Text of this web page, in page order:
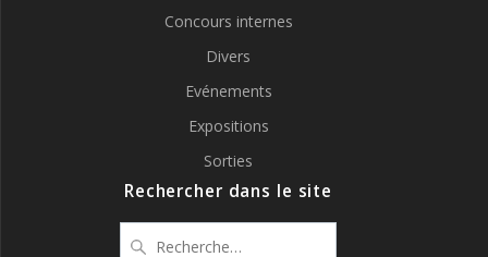
Concours internes
Divers
Evénements
Expositions
Sorties
Rechercher dans le site